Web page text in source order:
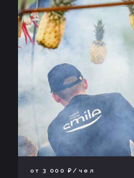
от 3 000 ₽/чел